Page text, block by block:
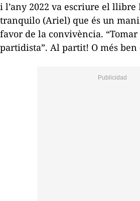
i l’any 2022 va escriure el llibre
tranquilo (Ariel) que és un
favor de la convivència.
partidista”. Al partit! O més ben